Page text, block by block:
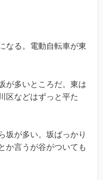
なる。電動自転車が東
が多いところだ。東は
区などはずっと平た
坂が多い。坂ばっかり
か言うが谷がついても